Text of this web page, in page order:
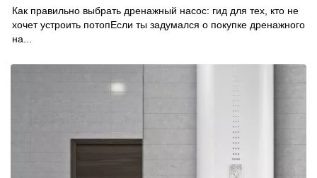
Как правильно выбрать дренажный насос: гид для тех, кто не
хочет устроить потопЕсли ты задумался о покупке дренажного
на...